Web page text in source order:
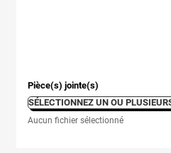
Pièce(s) jointe(s)
SÉLECTIONNEZ UN OU
Aucun fichier sélectionné